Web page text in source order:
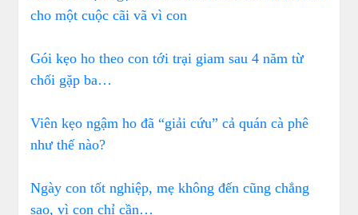
cho một cuộc cãi vã vì con
Gói kẹo ho theo con tới trại giam sau 4 năm từ
chối gặp ba…
Viên kẹo ngậm ho đã “giải cứu” cả quán cà phê
như thế nào?
Ngày con tốt nghiệp, mẹ không đến cũng chẳng
sao, vì con chỉ cần…